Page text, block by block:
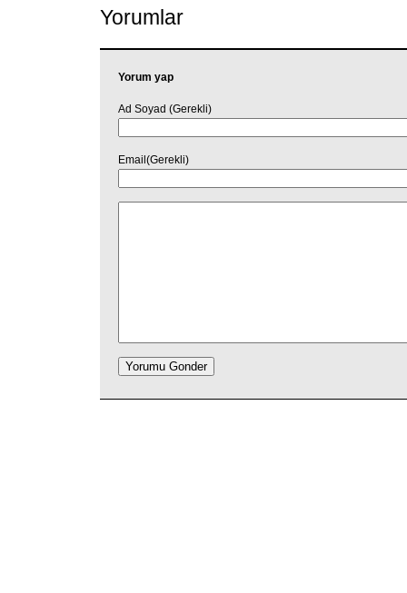
Yorumlar
Yorum yap
Ad Soyad (Gerekli)
Email(Gerekli)